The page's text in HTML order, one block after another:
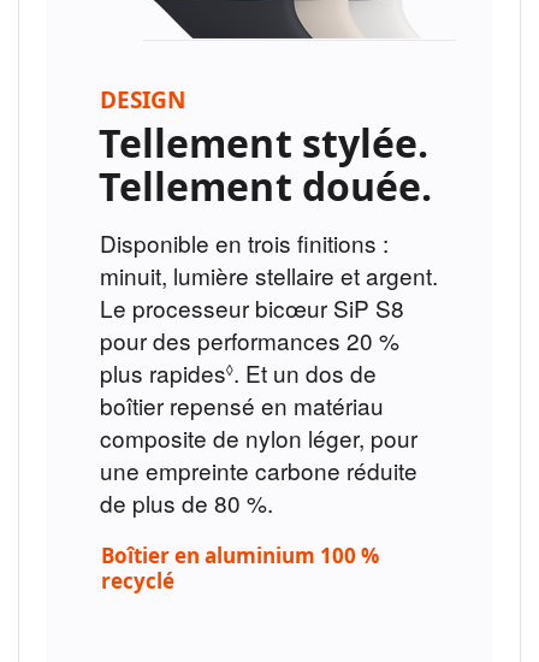
DESIGN
Tellement stylée.
Tellement douée.
Disponible en trois finitions :
minuit, lumière stellaire et argent.
Le processeur bicœur SiP S8
pour des performances 20 %
plus rapides◊Renvoi
aux
mentions
légales
. Et un dos de
boîtier repensé en matériau
composite de nylon léger, pour
une empreinte carbone réduite
de plus de 80 %.
Boîtier en aluminium 100 %
recyclé